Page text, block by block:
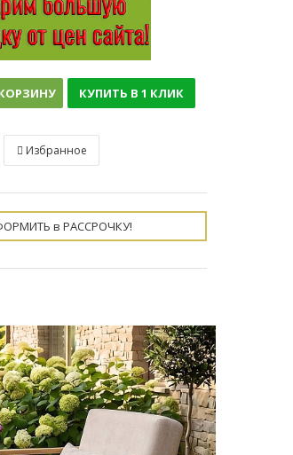
КУПИТЬ В 1 КЛИК
Избранное
в РАССРОЧКУ!